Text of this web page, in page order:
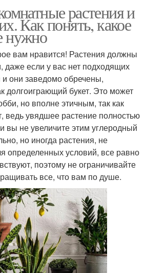
растения и
Как понять, какое
нужно
вам нравится! Растения должны
даже если у вас нет подходящих
они заведомо обречены,
долгоиграющий букет. Это может
но вполне этичным, так как
ведь увядшее растение полностью
вы не увеличите этим углеродный
но иногда растения, не
определенных условий, все равно
поэтому не ограничивайте
все, что вам по душе.